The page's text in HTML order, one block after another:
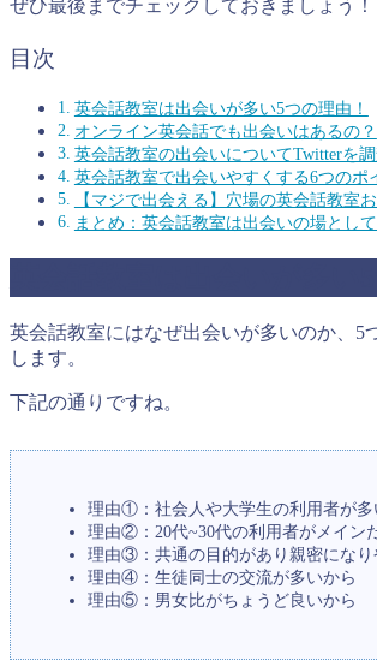
ぜひ最後までチェックしておきましょう！
目次
英会話教室は出会いが多い5つの理由！
オンライン英会話でも出会いはあるの？
英会話教室の出会いについてTwitterを調
英会話教室で出会いやすくする6つのポ
【マジで出会える】穴場の英会話教室
まとめ：英会話教室は出会いの場とし
英会話教室にはなぜ出会いが多いのか、5
します。
下記の通りですね。
理由①：社会人や大学生の利用者が多
理由②：20代~30代の利用者がメイン
理由③：共通の目的があり親密になり
理由④：生徒同士の交流が多いから
理由⑤：男女比がちょうど良いから